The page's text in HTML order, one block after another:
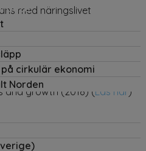
cirkulär ekonomi
Norden
med näringslivet
strategiska
businesses on climate
and growth (2018) ( Läs här )